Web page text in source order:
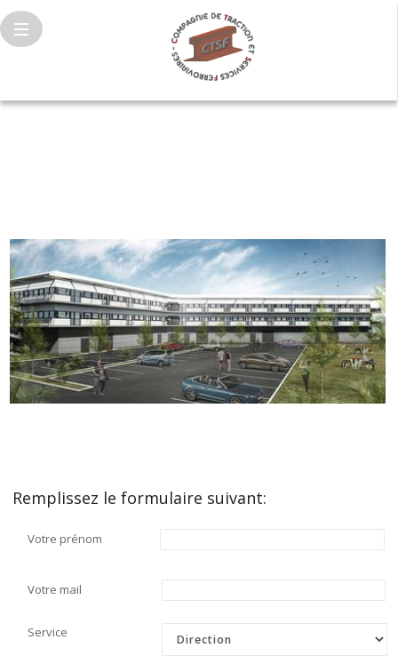
Remplissez le formulaire suivant:
Votre prénom
Votre mail
Service